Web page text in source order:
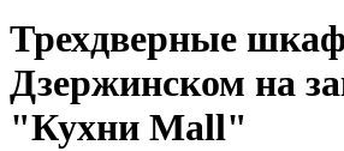
Трехдверные
Дзержинском на
"Кухни Mall"